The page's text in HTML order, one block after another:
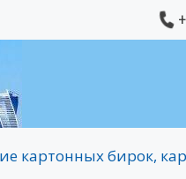
картонных бирок,